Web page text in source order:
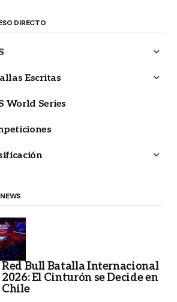
DIRECTO
Escritas
World Series
Red Bull Batalla Internacional
2026: El Cinturón se Decide en
Chile